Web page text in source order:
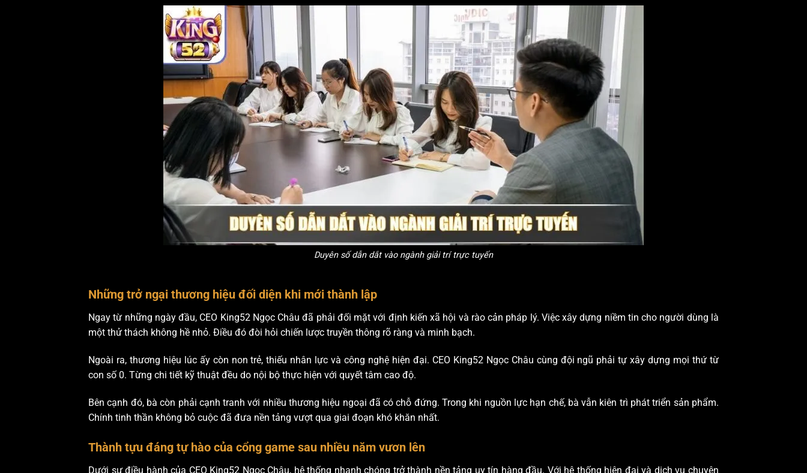
Duyên số dẫn dắt vào ngành giải trí trực tuyến
Những trở ngại thương hiệu đối diện khi mới thành lập
Ngay từ những ngày đầu, CEO King52 Ngọc Châu đã phải đối mặt với định kiến xã hội và rào cản pháp lý. Việc xây dựng niềm tin cho người dùng là
một thử thách không hề nhỏ. Điều đó đòi hỏi chiến lược truyền thông rõ ràng và minh bạch.
Ngoài ra, thương hiệu lúc ấy còn non trẻ, thiếu nhân lực và công nghệ hiện đại. CEO King52 Ngọc Châu cùng đội ngũ phải tự xây dựng mọi thứ từ
con số 0. Từng chi tiết kỹ thuật đều do nội bộ thực hiện với quyết tâm cao độ.
Bên cạnh đó, bà còn phải cạnh tranh với nhiều thương hiệu ngoại đã có chỗ đứng. Trong khi nguồn lực hạn chế, bà vẫn kiên trì phát triển sản phẩm.
Chính tinh thần không bỏ cuộc đã đưa nền tảng vượt qua giai đoạn khó khăn nhất.
Thành tựu đáng tự hào của cổng game sau nhiều năm vươn lên
Dưới sự điều hành của CEO King52 Ngọc Châu, hệ thống nhanh chóng trở thành nền tảng uy tín hàng đầu. Với hệ thống hiện đại và dịch vụ chuyên